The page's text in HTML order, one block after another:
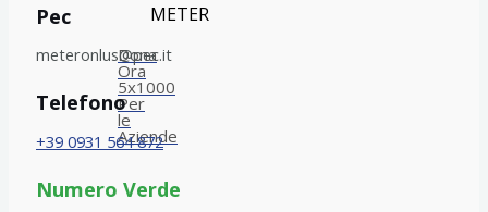
METER
Dona
Ora
5x1000
Per
le
Aziende
Pec
meteronlus@pec.it
Telefono
+39 0931 564 872
Numero Verde